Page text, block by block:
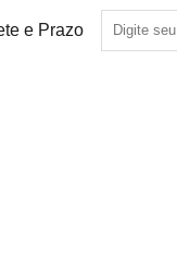
e Prazo